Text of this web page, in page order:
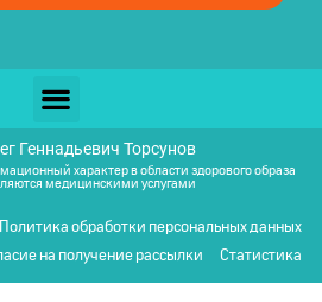
Геннадьевич Торсунов
характер в области здорового образа
медицинскими услугами
Политика обработки персональных данных
на получение рассылки
Статистика